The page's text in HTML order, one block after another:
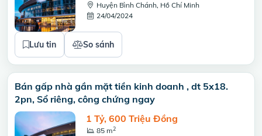
Huyện Bình Chánh, Hồ Chí Minh
24/04/2024
Lưu tin So sánh
Bán gấp nhà gần mặt tiền kinh doanh , dt 5x18.
2pn, Sổ riêng, công chứng ngay
1 Tỷ, 600 Triệu Đồng
85 m2